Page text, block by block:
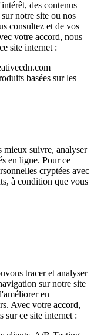
des contenus
notre site ou nos
consultez et de vos
votre accord, nous
site internet :
basées sur les
mieux suivre, analyser
en ligne. Pour ce
cryptées avec
à condition que vous
tracer et analyser
sur notre site
en
Avec votre accord,
sur ce site internet :